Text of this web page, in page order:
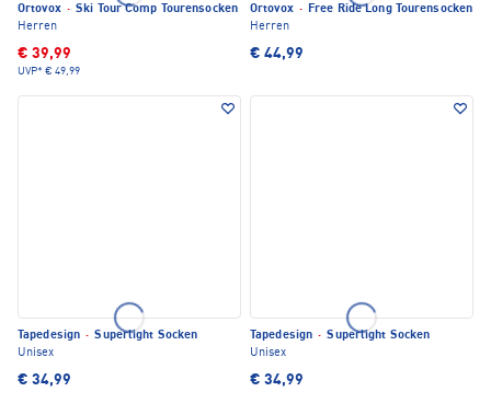
Ortovox · Ski Tour Comp Tourensocken
Herren
€ 39,99
UVP* € 49,99
Ortovox · Free Ride Long Tourensocken
Herren
€ 44,99
Tapedesign · Superlight Socken
Unisex
€ 34,99
Tapedesign · Superlight Socken
Unisex
€ 34,99